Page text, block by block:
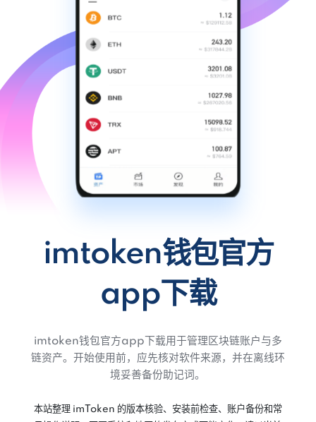
imtoken钱包官方
app下载
imtoken钱包官方app下载用于管理区块链账户与多
链资产。开始使用前，应先核对软件来源，并在离线环
境妥善备份助记词。
本站整理 imToken 的版本核验、安装前检查、账户备份和常